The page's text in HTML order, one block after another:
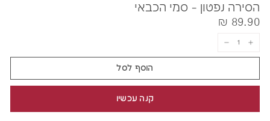
הסירה נפטון - סמי הכבאי
מחיר
89.90 ₪
הוסף לסל
קנה עכשיו